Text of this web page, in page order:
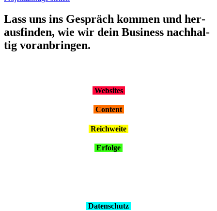
Lass uns ins Gespräch kom­men und her­
aus­fin­den, wie wir dein Busi­ness nach­hal­
tig vor­an­brin­gen.
Web­sites
Con­tent
Reich­wei­te
Erfol­ge
Daten­schutz